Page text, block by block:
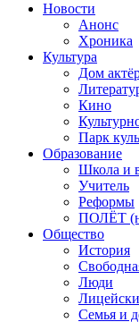
Новости
Анонс
Хроника
Культура
Дом
Кино
Парк
Образование
Школа и
Учитель
Реформы
ПОЛЁТ
Общество
История
Люди
Семья и